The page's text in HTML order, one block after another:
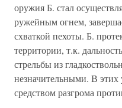
оружия Б. стал
ружейным огнем,
схваткой пехоты. Б.
территории, т.к.
стрельбы из
незначительными. В
средством разгрома